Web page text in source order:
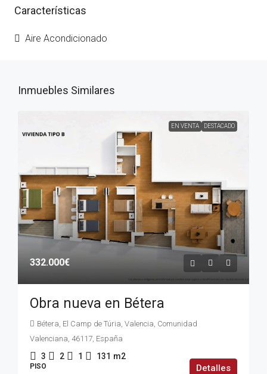
Características
Aire Acondicionado
Inmuebles Similares
EN VENTA DESTACADO
332.000€
Obra nueva en Bétera
Bétera, El Camp de Túria, Valencia, Comunidad
Valenciana, 46117, España
3 2 1 131 m2
PISO Detalles